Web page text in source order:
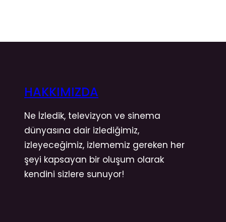
HAKKIMIZDA
Ne İzledik, televizyon ve sinema
dünyasına dair izlediğimiz,
izleyeceğimiz, izlememiz gereken her
şeyi kapsayan bir oluşum olarak
kendini sizlere sunuyor!